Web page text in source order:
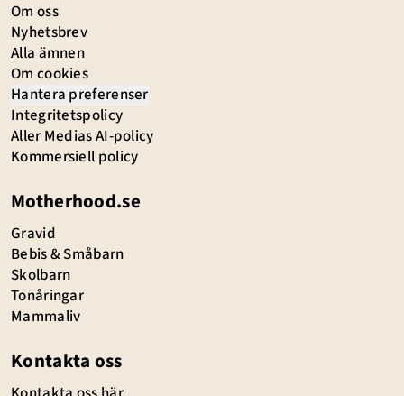
Om oss
Nyhetsbrev
Alla ämnen
Om cookies
Hantera preferenser
Integritetspolicy
Aller Medias AI-policy
Kommersiell policy
Motherhood.se
Gravid
Bebis & Småbarn
Skolbarn
Tonåringar
Mammaliv
Kontakta oss